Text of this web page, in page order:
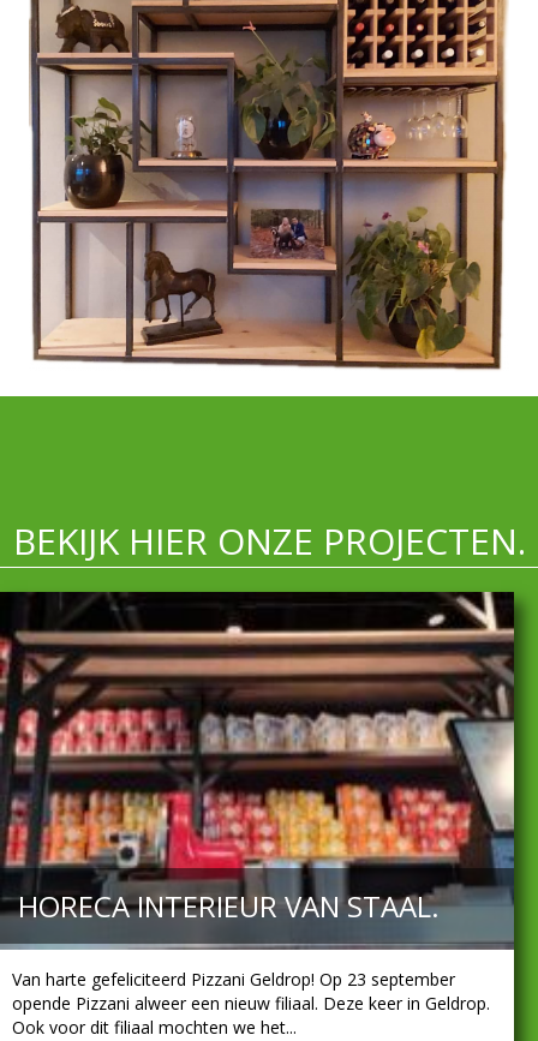
BEKIJK HIER ONZE PROJECTEN.
HORECA INTERIEUR VAN STAAL.
Van harte gefeliciteerd Pizzani Geldrop! Op 23 september
opende Pizzani alweer een nieuw filiaal. Deze keer in Geldrop.
Ook voor dit filiaal mochten we het...